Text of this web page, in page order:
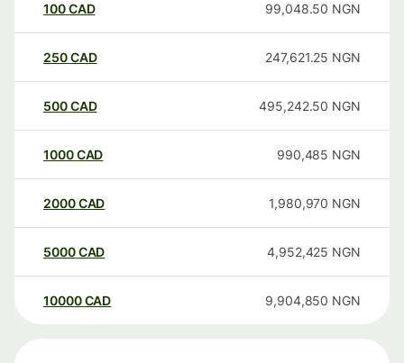
100CAD 99,048.50 NGN
250CAD 247,621.25 NGN
500CAD 495,242.50 NGN
1000CAD 990,485 NGN
2000CAD 1,980,970 NGN
5000CAD 4,952,425 NGN
10000 CAD 9,904,850 NGN